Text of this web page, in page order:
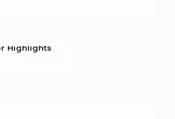
Highlights